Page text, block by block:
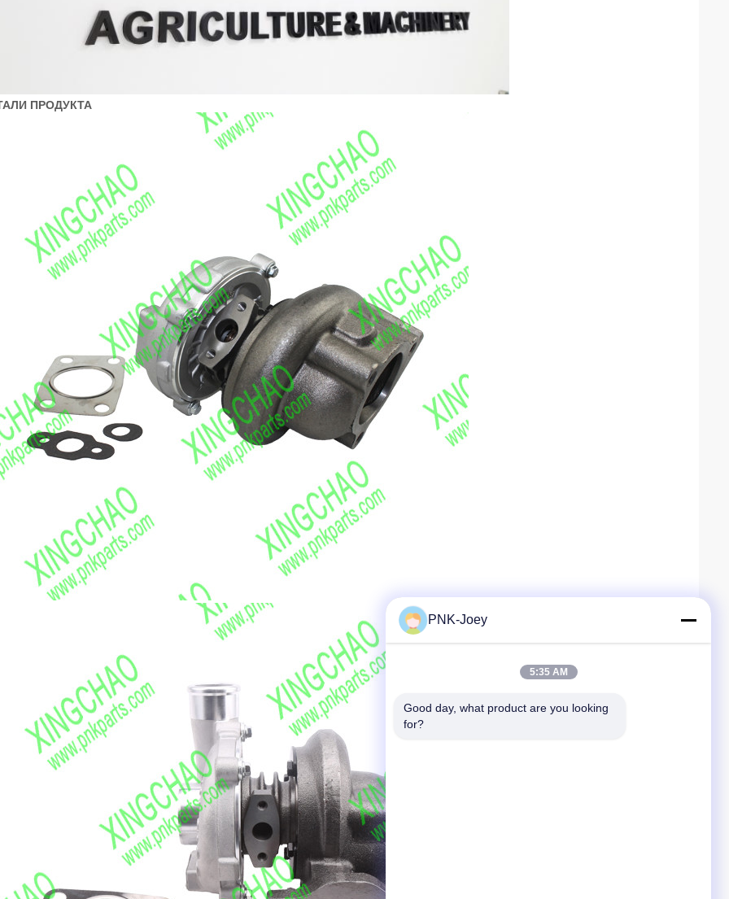
ПРОДУКТА
PNK-Joey
5:35 AM
Good day, what product are you looking
for?